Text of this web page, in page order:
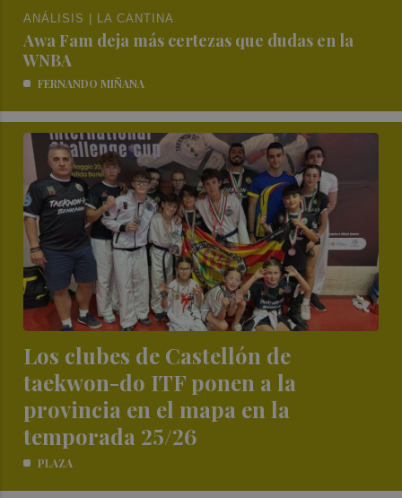
ANÁLISIS | LA CANTINA
Awa Fam deja más certezas que dudas en la
WNBA
FERNANDO MIÑANA
Los clubes de Castellón de
taekwon-do ITF ponen a la
provincia en el mapa en la
temporada 25/26
PLAZA